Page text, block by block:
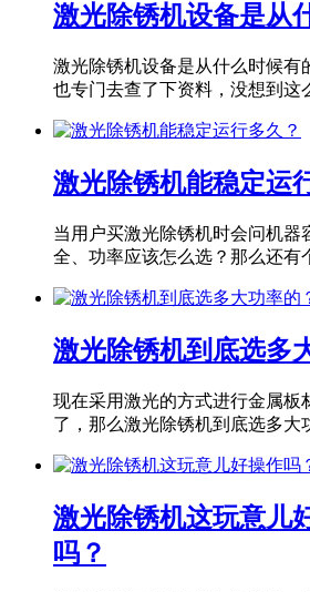
激光除锈机设备是从
激光除锈机设备是从什么时候有
也专门去查了下资料，没想到这
激光除锈机能稳定运
当用户买激光除锈机时会问机器
全、功率应该怎么选？那么还有
激光除锈机到底选多
现在采用激光的方式进行金属板
了，那么激光除锈机到底选多大
激光除锈机这玩意儿
吗？